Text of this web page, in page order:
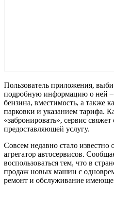
Пользователь приложения,
подробную информацию о ней –
бензина, вместимость, а также
парковки и указанием тарифа.
«забронировать», сервис
предоставляющей услугу.
Совсем недавно стало известно
агрегатор автосервисов.
воспользоваться тем, что в
продаж новых машин с
ремонт и обслуживание